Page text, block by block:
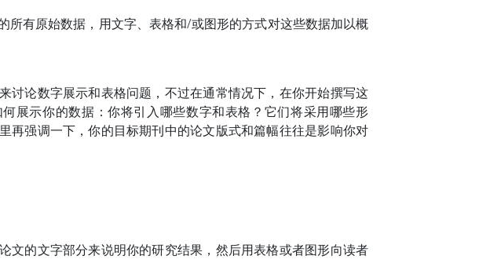
所有原始数据，用文字、表格和/或图形的方式对这些数据加以概
讨论数字展示和表格问题，不过在通常情况下，在你开始撰写这
展示你的数据：你将引入哪些数字和表格？它们将采用哪些形
再强调一下，你的目标期刊中的论文版式和篇幅往往是影响你对
文的文字部分来说明你的研究结果，然后用表格或者图形向读者